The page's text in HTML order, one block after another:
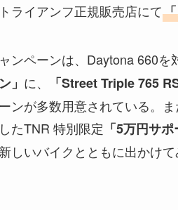
ライアンフ正規販売店にて
ンペーンは、Daytona 660を
」 に、 「Street Triple 765
ンが多数用意されている。
たTNR 特別限定 「5万円サ
しいバイクとともに出かけて